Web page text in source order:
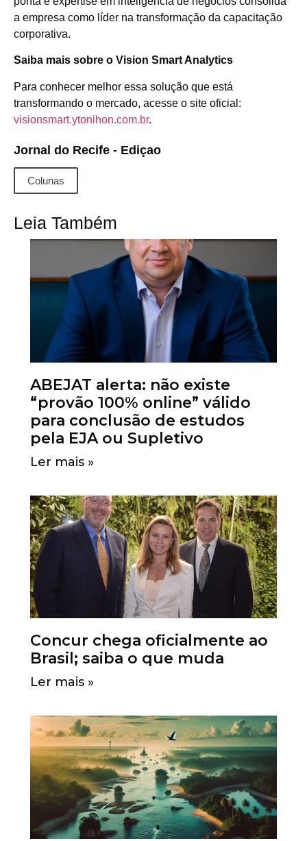
a empresa como líder na transformação da capacitação
corporativa.
Saiba mais sobre o Vision Smart Analytics
Para conhecer melhor essa solução que está
transformando o mercado, acesse o site oficial:
visionsmart.ytonihon.com.br.
Jornal do Recife - Ediçao
Colunas
Leia Também
ABEJAT alerta: não existe
“provão 100% online” válido
para conclusão de estudos
pela EJA ou Supletivo
Ler mais »
Concur chega oficialmente ao
Brasil; saiba o que muda
Ler mais »